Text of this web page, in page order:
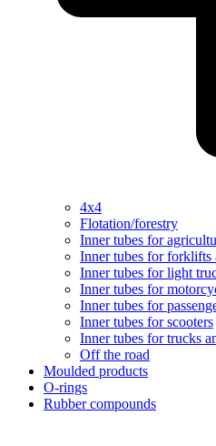
4x4
Flotation/forestry
Inner tubes for
Inner tubes for forklifts
Inner tubes for light
Inner tubes for
Inner tubes for
Inner tubes for scooters
Inner tubes for trucks
Off the road
Moulded products
O-rings
Rubber compounds